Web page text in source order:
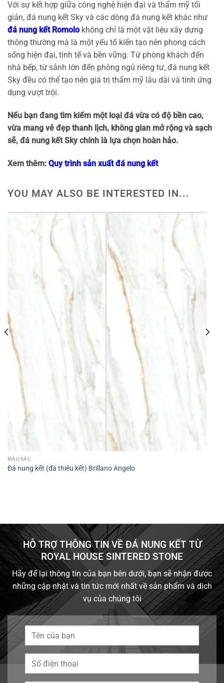
Với sự kết hợp giữa công nghệ hiện đại và thẩm mỹ tối
giản, đá nung kết Sky và các dòng đá nung kết khác như
đá nung kết Romolokhông chỉ là một vật liệu xây dựng
thông thường mà là một yếu tố kiến tạo nên phong cách
sống hiện đại, tinh tế và bền vững. Từ phòng khách đến
nhà bếp, từ sảnh lớn đến phòng ngủ riêng tư, đá nung kết
Sky đều có thể tạo nên giá trị thẩm mỹ lâu dài và tính ứng
dụng vượt trội.
Nếu bạn đang tìm kiếm một loại đá vừa có độ bền cao,
vừa mang vẻ đẹp thanh lịch, không gian mở rộng và sạch
sẽ, đá nung kết Sky chính là lựa chọn hoàn hảo.
Xem thêm: Quy trình sản xuất đá nung kết
YOU MAY ALSO BE INTERESTED IN...
MÀU SẮC
Đá nung kết (đá thiêu kết) Brillano Angelo
HỖ TRỢ THÔNG TIN VỀ ĐÁ NUNG KẾT TỪ
ROYAL HOUSE SINTERED STONE
Hãy để lại thông tin của bạn bên dưới, bạn sẽ nhận được
những cập nhật và tin tức mới nhất về sản phẩm và dịch
vụ của chúng tôi